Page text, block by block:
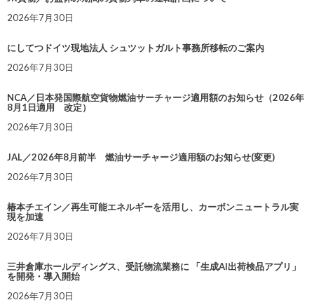
2026年7月30日
にしてつドイツ現地法人 シュツットガルト事務所移転のご案内
2026年7月30日
NCA／日本発国際航空貨物燃油サーチャージ適用額のお知らせ（2026年
8月1日適用 改定）
2026年7月30日
JAL／2026年8月前半 燃油サーチャージ適用額のお知らせ(変更)
2026年7月30日
椿本チエイン／再生可能エネルギーを活用し、カーボンニュートラル実
現を加速
2026年7月30日
三井倉庫ホールディングス、受託物流業務に 「生成AI出荷検品アプリ」
を開発・導入開始
2026年7月30日